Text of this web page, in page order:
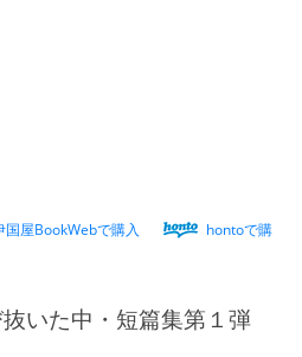
国屋BookWebで購入
hontoで購
いた中・短篇集第１弾